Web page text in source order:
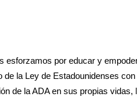
esforzamos por educar y
la Ley de Estadounidenses
de la ADA en sus propias vidas,